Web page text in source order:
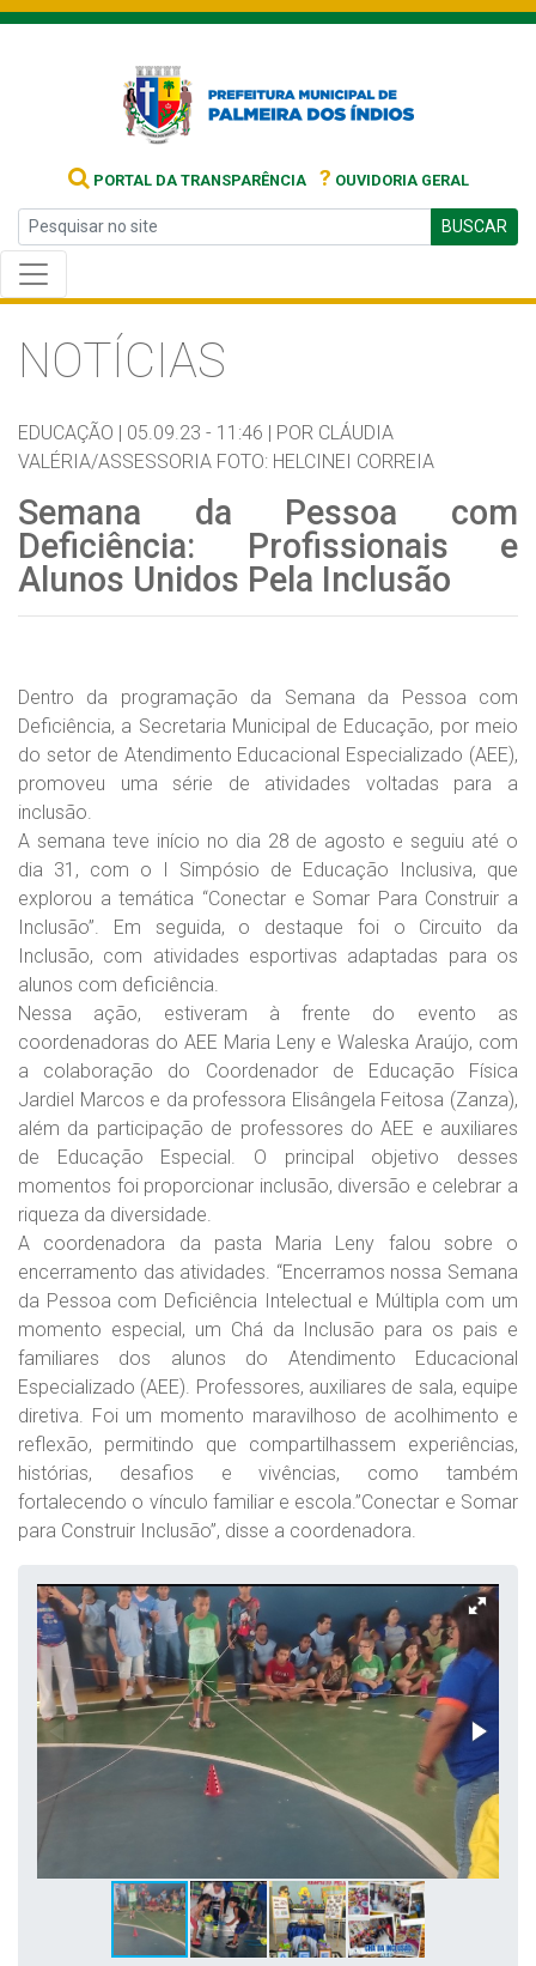
PORTAL DA TRANSPARÊNCIA ? OUVIDORIA GERAL
BUSCAR
NOTÍCIAS
EDUCAÇÃO | 05.09.23 - 11:46 | POR CLÁUDIA
VALÉRIA/ASSESSORIA FOTO: HELCINEI CORREIA
Semana da Pessoa com
Deficiência: Profissionais e
Alunos Unidos Pela Inclusão
Dentro da programação da Semana da Pessoa com
Deficiência, a Secretaria Municipal de Educação, por meio
do setor de Atendimento Educacional Especializado (AEE),
promoveu uma série de atividades voltadas para a
inclusão.
A semana teve início no dia 28 de agosto e seguiu até o
dia 31, com o I Simpósio de Educação Inclusiva, que
explorou a temática “Conectar e Somar Para Construir a
Inclusão”. Em seguida, o destaque foi o Circuito da
Inclusão, com atividades esportivas adaptadas para os
alunos com deficiência.
Nessa ação, estiveram à frente do evento as
coordenadoras do AEE Maria Leny e Waleska Araújo, com
a colaboração do Coordenador de Educação Física
Jardiel Marcos e da professora Elisângela Feitosa (Zanza),
além da participação de professores do AEE e auxiliares
de Educação Especial. O principal objetivo desses
momentos foi proporcionar inclusão, diversão e celebrar a
riqueza da diversidade.
A coordenadora da pasta Maria Leny falou sobre o
encerramento das atividades. “Encerramos nossa Semana
da Pessoa com Deficiência Intelectual e Múltipla com um
momento especial, um Chá da Inclusão para os pais e
familiares dos alunos do Atendimento Educacional
Especializado (AEE). Professores, auxiliares de sala, equipe
diretiva. Foi um momento maravilhoso de acolhimento e
reflexão, permitindo que compartilhassem experiências,
histórias, desafios e vivências, como também
fortalecendo o vínculo familiar e escola.”Conectar e Somar
para Construir Inclusão”, disse a coordenadora.